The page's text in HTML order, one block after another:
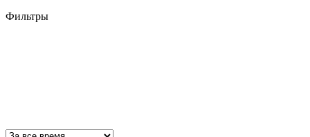
Фильтры